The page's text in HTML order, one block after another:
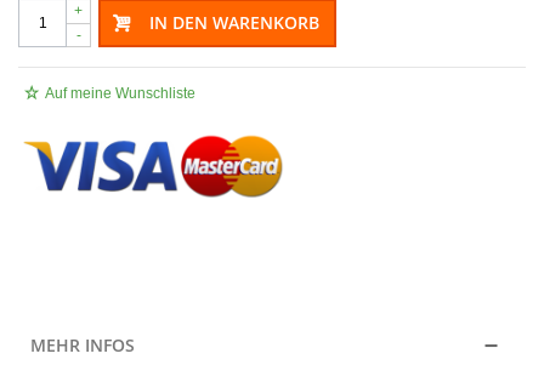
-
+ IN DEN WARENKORB
Auf meine Wunschliste
MEHR INFOS